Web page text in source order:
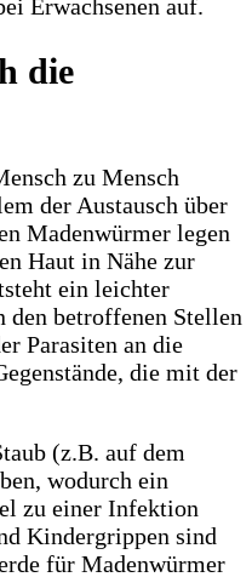
Erwachsenen auf.
die
zu Mensch
der Austausch über
Madenwürmer legen
Haut in Nähe zur
ein leichter
den betroffenen Stellen
Parasiten an die
die mit der
(z.B. auf dem
wodurch ein
zu einer Infektion
Kindergrippen sind
für Madenwürmer